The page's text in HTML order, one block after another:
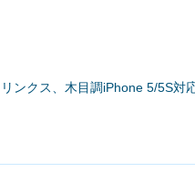
リンクス、木目調iPhone 5/5S対